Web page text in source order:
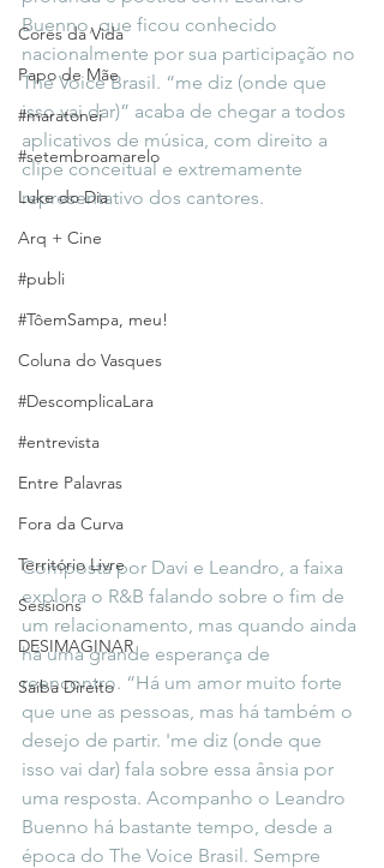
Cores da Vida
Papo de Mãe
#maratonei
#setembroamarelo
Luke do Dia
Arq + Cine
#publi
#TôemSampa, meu!
Coluna do Vasques
#DescomplicaLara
#entrevista
Entre Palavras
Fora da Curva
Território Livre
Sessions
DESIMAGINAR
Saiba Direito
Buenno, que ficou conhecido
nacionalmente por sua participação no
The Voice Brasil. “me diz (onde que
isso vai dar)” acaba de chegar a todos
aplicativos de música, com direito a
clipe conceitual e extremamente
representativo dos cantores.
Composta por Davi e Leandro, a faixa
explora o R&B falando sobre o fim de
um relacionamento, mas quando ainda
há uma grande esperança de
reencontro. “Há um amor muito forte
que une as pessoas, mas há também o
desejo de partir. 'me diz (onde que
isso vai dar) fala sobre essa ânsia por
uma resposta. Acompanho o Leandro
Buenno há bastante tempo, desde a
época do The Voice Brasil. Sempre